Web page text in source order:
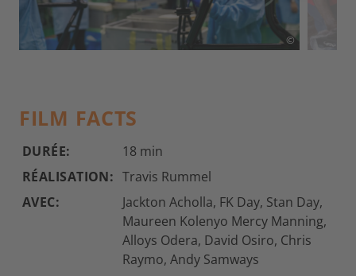
©
FILM FACTS
DURÉE:
18 min
RÉALISATION: Travis Rummel
AVEC:
Jackton Acholla, FK Day, Stan Day,
Maureen Kolenyo Mercy Manning,
Alloys Odera, David Osiro, Chris
Raymo, Andy Samways